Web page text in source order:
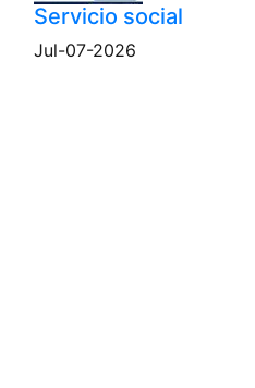
Servicio social
Jul-07-2026